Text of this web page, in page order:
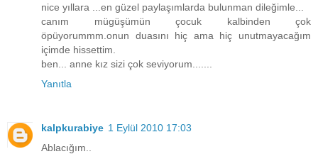
nice yıllara ...en güzel paylaşımlarda bulunman dileğimle...
canım mügüşümün çocuk kalbinden çok
öpüyorummm.onun duasını hiç ama hiç unutmayacağım
içimde hissettim.
ben... anne kız sizi çok seviyorum.......
Yanıtla
kalpkurabiye 1 Eylül 2010 17:03
Ablacığım..